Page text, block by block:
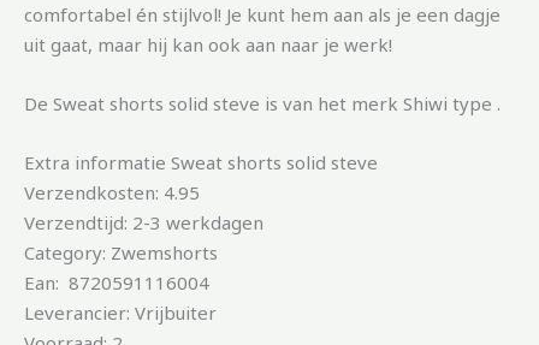
comfortabel én stijlvol! Je kunt hem aan als je een dagje
uit gaat, maar hij kan ook aan naar je werk!
De Sweat shorts solid steve is van het merk Shiwi type .
Extra informatie Sweat shorts solid steve
Verzendkosten: 4.95
Verzendtijd: 2-3 werkdagen
Category: Zwemshorts
Ean: 8720591116004
Leverancier: Vrijbuiter